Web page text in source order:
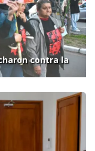
contra la